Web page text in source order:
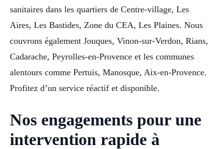
sanitaires dans les quartiers de Centre-village, Les
Aires, Les Bastides, Zone du CEA, Les Plaines. Nous
couvrons également Jouques, Vinon-sur-Verdon, Rians,
Cadarache, Peyrolles-en-Provence et les communes
alentours comme Pertuis, Manosque, Aix-en-Provence.
Profitez d’un service réactif et disponible.
Nos engagements pour une
intervention rapide à